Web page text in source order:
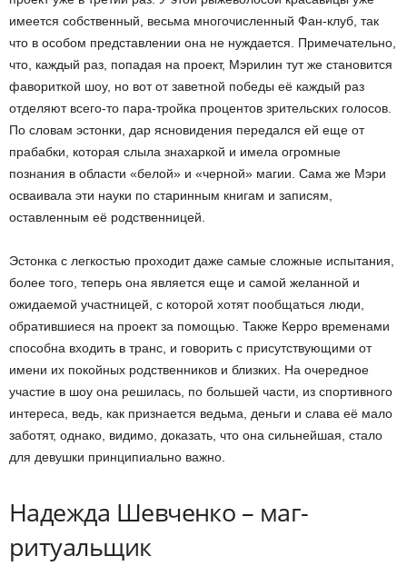
имеется собственный, весьма многочисленный Фан-клуб, так
что в особом представлении она не нуждается. Примечательно,
что, каждый раз, попадая на проект, Мэрилин тут же становится
фавориткой шоу, но вот от заветной победы её каждый раз
отделяют всего-то пара-тройка процентов зрительских голосов.
По словам эстонки, дар ясновидения передался ей еще от
прабабки, которая слыла знахаркой и имела огромные
познания в области «белой» и «черной» магии. Сама же Мэри
осваивала эти науки по старинным книгам и записям,
оставленным её родственницей.
Эстонка с легкостью проходит даже самые сложные испытания,
более того, теперь она является еще и самой желанной и
ожидаемой участницей, с которой хотят пообщаться люди,
обратившиеся на проект за помощью. Также Керро временами
способна входить в транс, и говорить с присутствующими от
имени их покойных родственников и близких. На очередное
участие в шоу она решилась, по большей части, из спортивного
интереса, ведь, как признается ведьма, деньги и слава её мало
заботят, однако, видимо, доказать, что она сильнейшая, стало
для девушки принципиально важно.
Надежда Шевченко – маг-
ритуальщик